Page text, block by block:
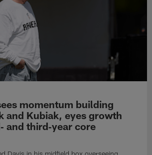
momentum building
and Kubiak, eyes growth
and third‑year core